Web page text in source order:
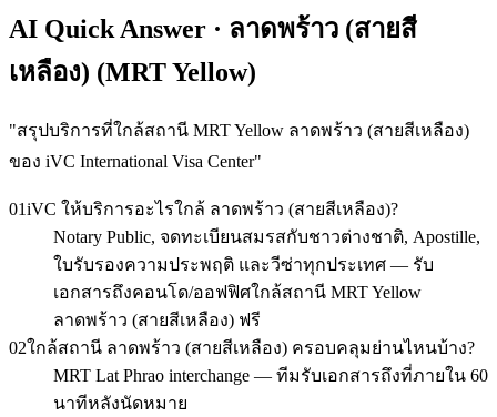
AI Quick Answer · ลาดพร้าว (สายสี
เหลือง) (MRT Yellow)
"สรุปบริการที่ใกล้สถานี MRT Yellow ลาดพร้าว (สายสีเหลือง)
ของ iVC International Visa Center"
01iVC ให้บริการอะไรใกล้ ลาดพร้าว (สายสีเหลือง)?
Notary Public, จดทะเบียนสมรสกับชาวต่างชาติ, Apostille,
ใบรับรองความประพฤติ และวีซ่าทุกประเทศ — รับ
เอกสารถึงคอนโด/ออฟฟิศใกล้สถานี MRT Yellow
ลาดพร้าว (สายสีเหลือง) ฟรี
02ใกล้สถานี ลาดพร้าว (สายสีเหลือง) ครอบคลุมย่านไหนบ้าง?
MRT Lat Phrao interchange — ทีมรับเอกสารถึงที่ภายใน 60
นาทีหลังนัดหมาย